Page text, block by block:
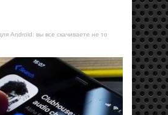
Android: вы все скачиваете не то